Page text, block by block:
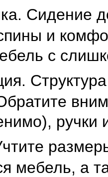
Сидение
и
с
ручки
мебель, а